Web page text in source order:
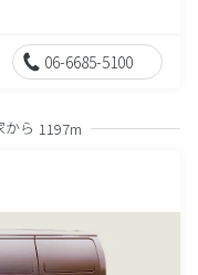
06-6685-5100
ら 1197m